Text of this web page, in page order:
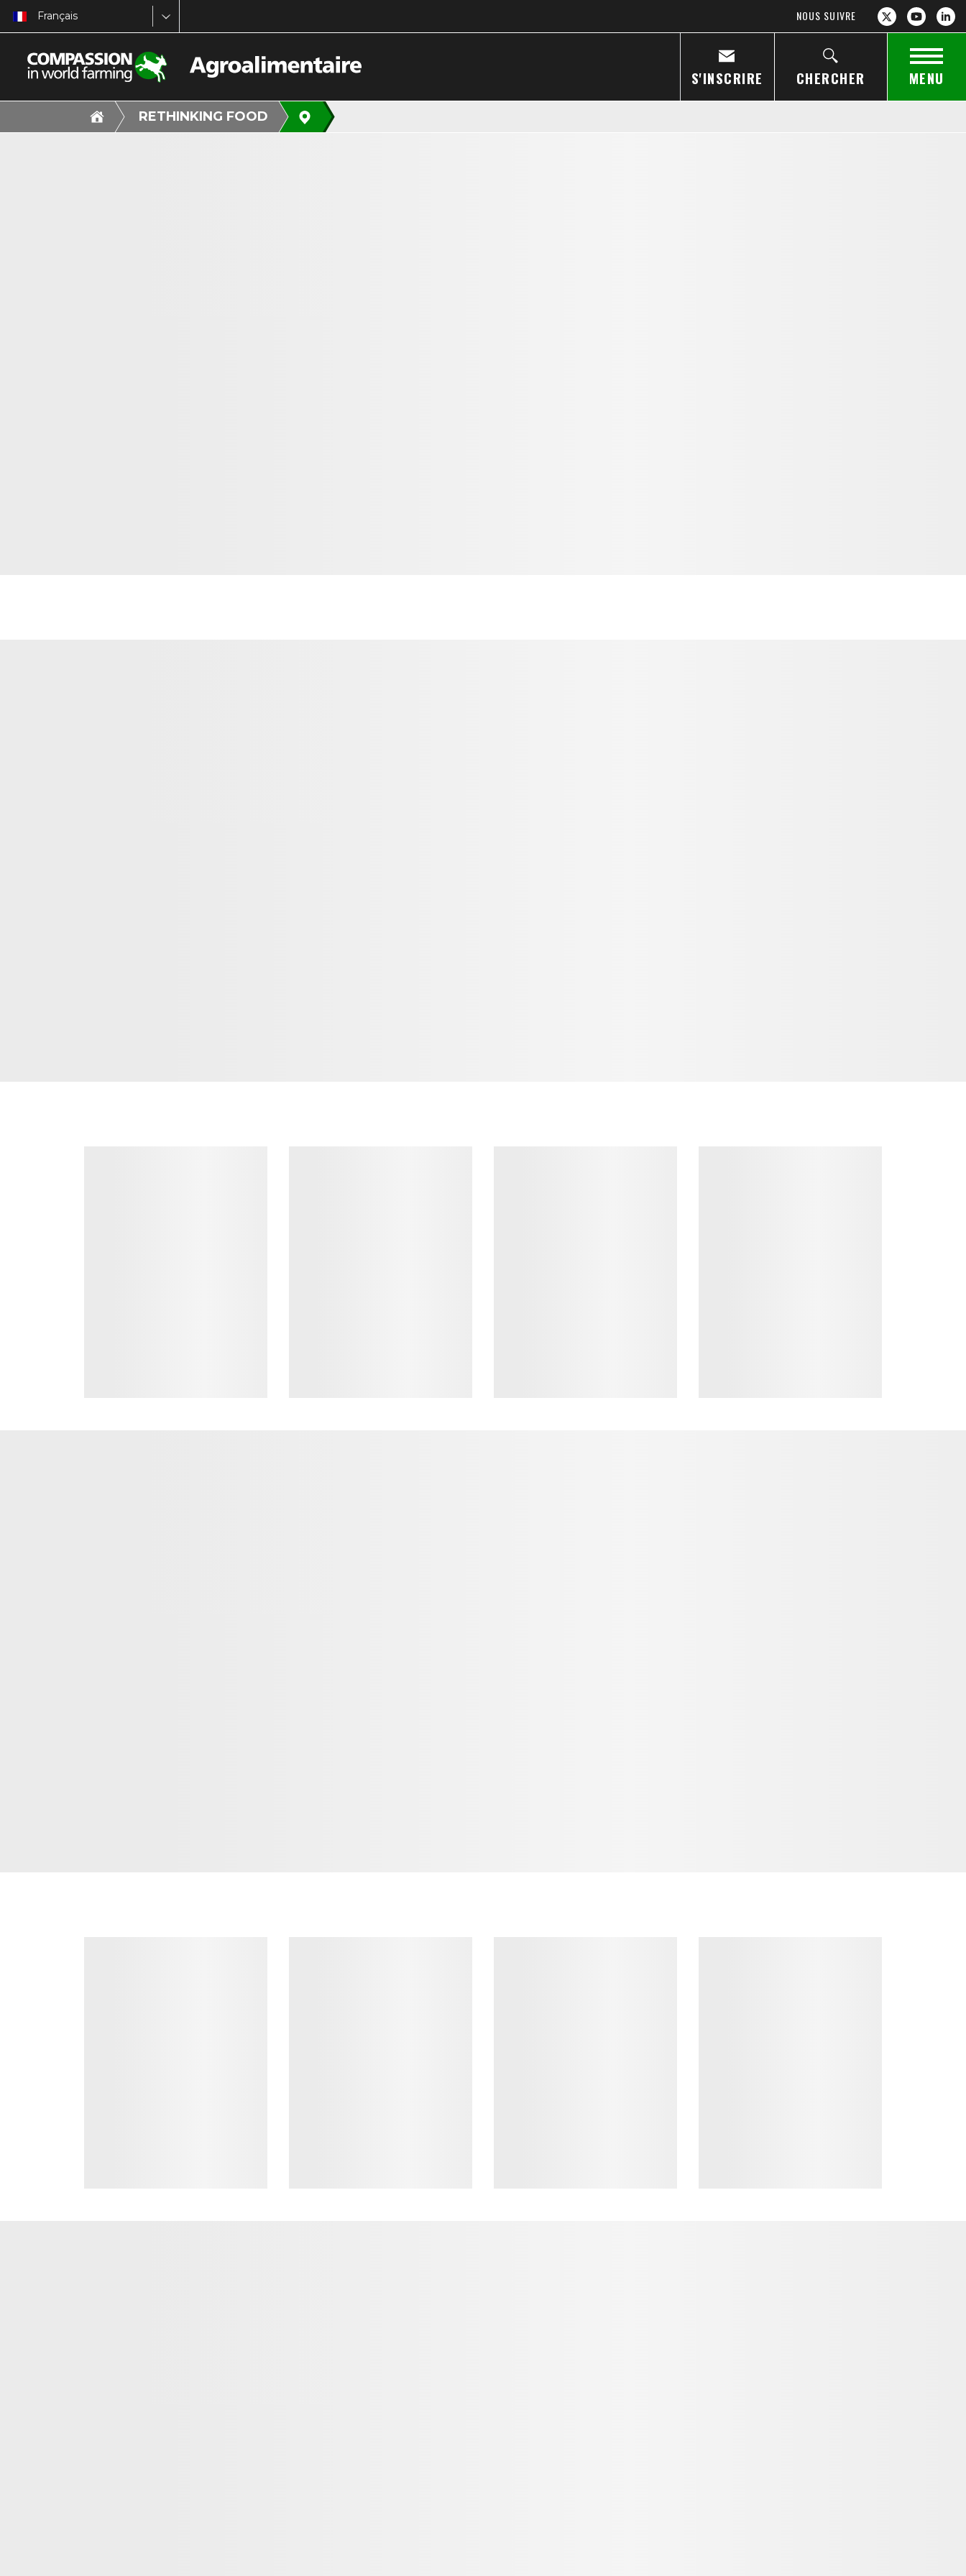
Français NOUS SUIVRE
S'INSCRIRE CHERCHER MENU
RETHINKING FOOD